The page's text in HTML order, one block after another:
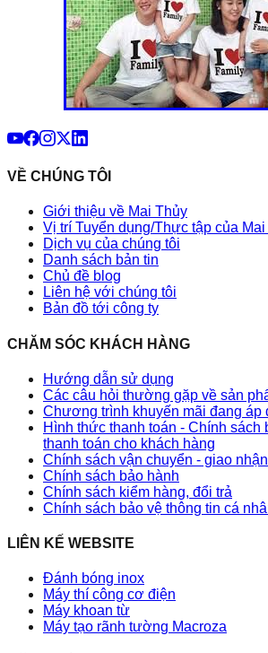
VỀ CHÚNG TÔI
Giới thiệu về Mai Thủy
Vị trí Tuyển dụng/Thực tập của
Dịch vụ của chúng tôi
Danh sách bản tin
Chủ đề blog
Liên hệ với chúng tôi
Bản đồ tới công ty
CHĂM SÓC KHÁCH HÀNG
Hướng dẫn sử dụng
Các câu hỏi thường gặp về sản
Chương trình khuyến mãi đang áp
Hình thức thanh toán - Chính sách
thanh toán cho khách hàng
Chính sách vận chuyển - giao nhận
Chính sách bảo hành
Chính sách kiểm hàng, đổi trả
Chính sách bảo vệ thông tin cá
LIÊN KẾ WEBSITE
Đánh bóng inox
Máy thí công cơ điện
Máy khoan từ
Máy tạo rãnh tường Macroza